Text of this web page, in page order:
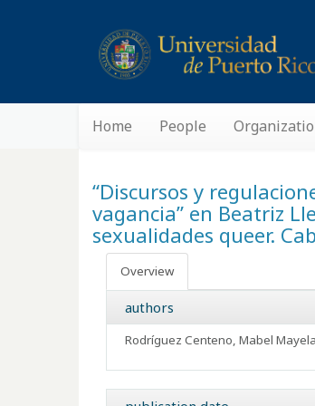
Home People
“Discursos y
vagancia” en Beatriz
sexualidades queer.
Overview
authors
Rodríguez Centeno, Mabel Mayela